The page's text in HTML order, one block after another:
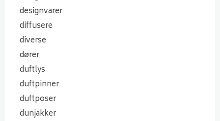
designvarer
diffusere
diverse
dører
duftlys
duftpinner
duftposer
dunjakker